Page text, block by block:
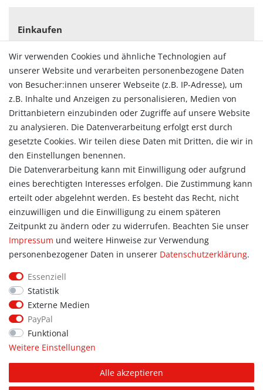
Einkaufen
Zahlungsarten
Versandarten & -kosten
Widerrufsrecht
Vertrag widerrufen
Konto
Login
Registrieren
Warenkorb
Zur Kasse
Allgemein
Kontakt
Datenschutzerklärung
AGB
Impressum
Informationen für Vereine
Informationen zur Beflockung
Newsletter-Anmeldung
© Copyright 2026 | Alle Rechte vorbehalten. Sport Hoffmann.
Unsere Shopmarken: PUMA, addidas, JAKO, erima.
Wir verwenden Cookies und ähnliche Technologien auf
unserer Website und verarbeiten personenbezogene Daten
von Besucher:innen unserer Webseite (z.B. IP-Adresse), um
z.B. Inhalte und Anzeigen zu personalisieren, Medien von
Drittanbietern einzubinden oder Zugriffe auf unsere Website
zu analysieren. Die Datenverarbeitung erfolgt erst durch
gesetzte Cookies. Wir teilen diese Daten mit Dritten, die wir in
den Einstellungen benennen.
Die Datenverarbeitung kann mit Einwilligung oder aufgrund
eines berechtigten Interesses erfolgen. Die Zustimmung kann
erteilt oder abgelehnt werden. Es besteht das Recht, nicht
einzuwilligen und die Einwilligung zu einem späteren
Zeitpunkt zu ändern oder zu widerrufen. Beachten Sie unser
Impressum und weitere Hinweise zur Verwendung
personenbezogener Daten in unserer Daten­schutz­erklärung.
Essenziell
Statistik
Externe Medien
PayPal
Funktional
Weitere Einstellungen
Alle akzeptieren